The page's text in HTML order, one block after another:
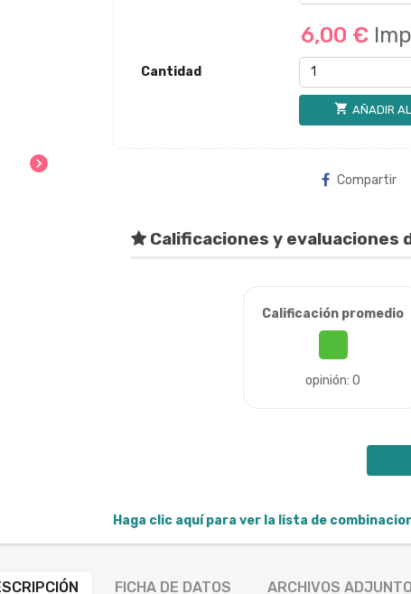
chevron_right
6,00 €
Cantidad
shopping_cart AÑADIR
Compartir
Calificaciones y evaluaciones
Calificación promedio
opinión: 0
Haga clic aquí para ver la lista de
FICHA DE DATOS ARCHIVOS